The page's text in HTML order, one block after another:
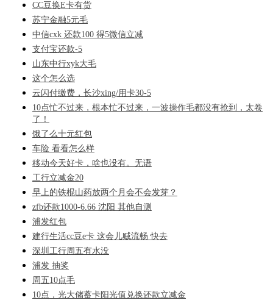
CC豆换E卡有货
苏宁金融5元毛
中信cxk 还款100 得5微信立减
支付宝还款-5
山东中行xyk大毛
这个怎么选
云闪付缴费，长沙xing/用卡30-5
10点忙不过来，根本忙不过来，一波操作毛都没有抢到，太卷
了！
饿了么十元红包
车险 看看怎么样
移动今天好卡，啥也没有。无语
工行立减金20
早上的铁棍山药放两个月会不会发芽？
zfb还款1000-6.66 沈阳 其他自测
浦发红包
建行生活cc豆e卡 这会儿贼流畅 快去
深圳工行周五有水没
浦发 抽奖
周五10点毛
10点，光大储蓄卡阳光值兑换还款立减金